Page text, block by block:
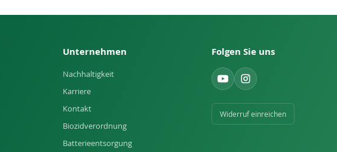
Unternehmen
Nachhaltigkeit
Karriere
Kontakt
Biozidverordnung
Batterieentsorgung
Folgen Sie uns
Widerruf einreichen